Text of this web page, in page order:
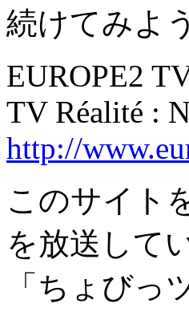
続けてみよ
EUROPE2
TV Réalité :
http://
このサイト
を放送して
「ちょびっ